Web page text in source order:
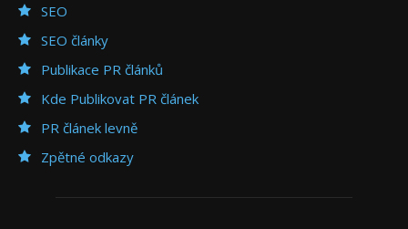
SEO
SEO články
Publikace PR článků
Kde Publikovat PR článek
PR článek levně
Zpětné odkazy